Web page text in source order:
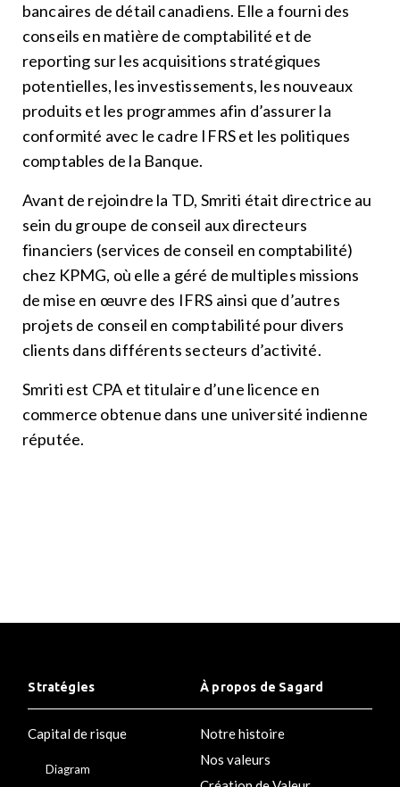
bancaires de détail canadiens. Elle a fourni des
conseils en matière de comptabilité et de
reporting sur les acquisitions stratégiques
potentielles, les investissements, les nouveaux
produits et les programmes afin d’assurer la
conformité avec le cadre IFRS et les politiques
comptables de la Banque.
Avant de rejoindre la TD, Smriti était directrice au
sein du groupe de conseil aux directeurs
financiers (services de conseil en comptabilité)
chez KPMG, où elle a géré de multiples missions
de mise en œuvre des IFRS ainsi que d’autres
projets de conseil en comptabilité pour divers
clients dans différents secteurs d’activité.
Smriti est CPA et titulaire d’une licence en
commerce obtenue dans une université indienne
réputée.
Stratégies
Capital de risque
Diagram
À propos de Sagard
Notre histoire
Nos valeurs